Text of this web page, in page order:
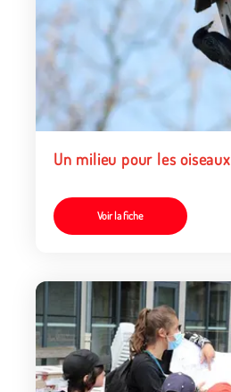
Un milieu pour les oiseaux
Voir la fiche